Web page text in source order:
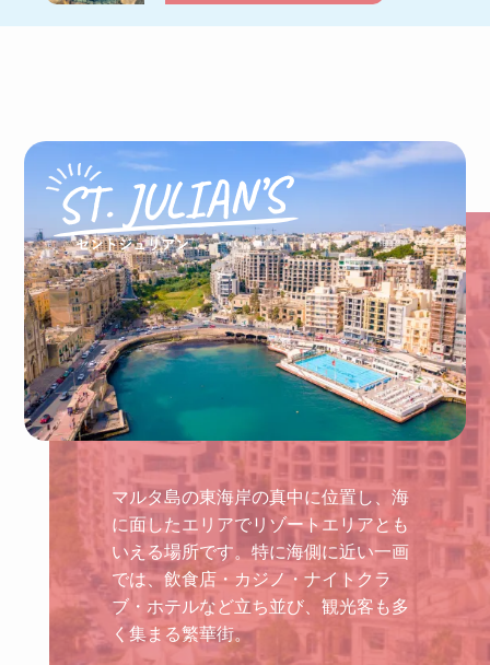
マルタ島の東海岸の真中に位置し、海
に面したエリアでリゾートエリアとも
いえる場所です。特に海側に近い一画
では、飲食店・カジノ・ナイトクラ
ブ・ホテルなど立ち並び、観光客も多
く集まる繁華街。